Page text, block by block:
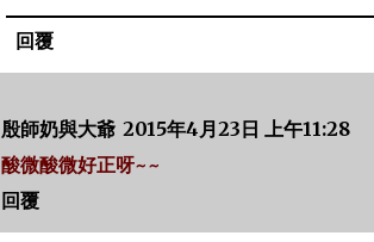
回覆
殷師奶與大爺 2015年4月23日 上午11:28
酸微酸微好正呀~~
回覆